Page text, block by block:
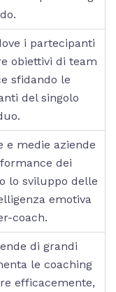
i partecipanti
obiettivi di team
sfidando le
del singolo
e medie aziende
dei
lo sviluppo delle
emotiva
coach.
di grandi
le coaching
efficacemente,